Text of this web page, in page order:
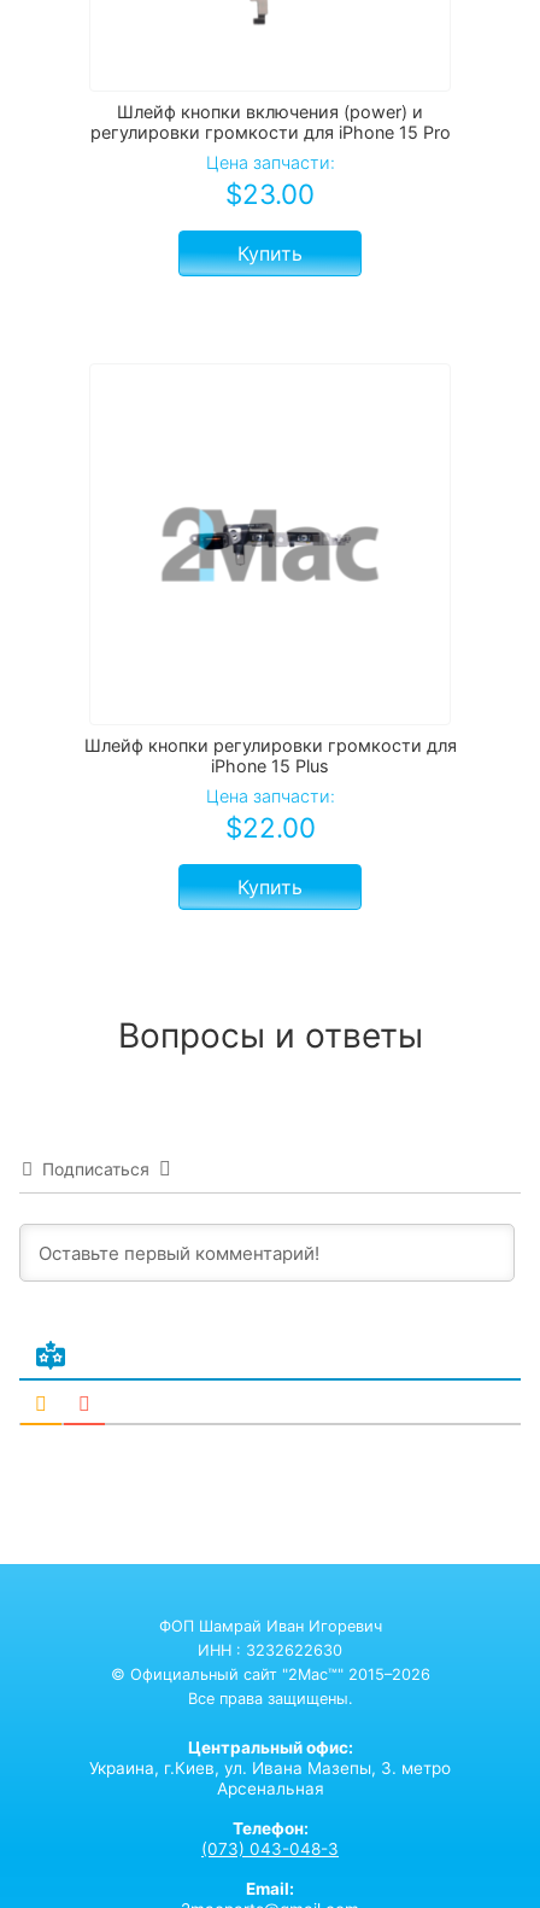
Шлейф кнопки включения (power) и
регулировки громкости для iPhone 15 Pro
Цена запчасти:
$23.00
Купить
Шлейф кнопки регулировки громкости для
iPhone 15 Plus
Цена запчасти:
$22.00
Купить
Вопросы и ответы
Подписаться
ФОП Шамрай Иван Игоревич
ИНН : 3232622630
© Официальный сайт "2Mac™" 2015–2026
Все права защищены.
Центральный офис:
Украина, г.Киев, ул. Ивана Мазепы, 3. метро
Арсенальная
Телефон:
(073) 043-048-3
Email: